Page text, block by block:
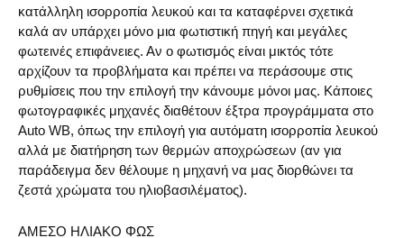
κατάλληλη ισορροπία λευκού και τα καταφέρνει σχετικά
καλά αν υπάρχει μόνο μια φωτιστική πηγή και μεγάλες
φωτεινές επιφάνειες. Αν ο φωτισμός είναι μικτός τότε
αρχίζουν τα προβλήματα και πρέπει να περάσουμε στις
ρυθμίσεις που την επιλογή την κάνουμε μόνοι μας. Κάποιες
φωτογραφικές μηχανές διαθέτουν έξτρα προγράμματα στο
Auto WB, όπως την επιλογή για αυτόματη ισορροπία λευκού
αλλά με διατήρηση των θερμών αποχρώσεων (αν για
παράδειγμα δεν θέλουμε η μηχανή να μας διορθώνει τα
ζεστά χρώματα του ηλιοβασιλέματος).
ΑΜΕΣΟ ΗΛΙΑΚΟ ΦΩΣ